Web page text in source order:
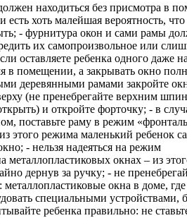
находиться без присмотра в
есть хоть малейшая вероятность,
- фурнитура окон и сами рамы
их самопроизвольное или
оставляете ребенка одного даже
в помещении, а закрывать окно
деревянными рамами закройте
(не пренебрегайте верхним
и откройте форточку; - в
поставьте раму в режим
этого режима маленький ребенок
- нельзя надеяться на режим
металлопластиковых окнах – из
дернув за ручку; - не
окна в доме, где
специальными
ребенка правильно: не